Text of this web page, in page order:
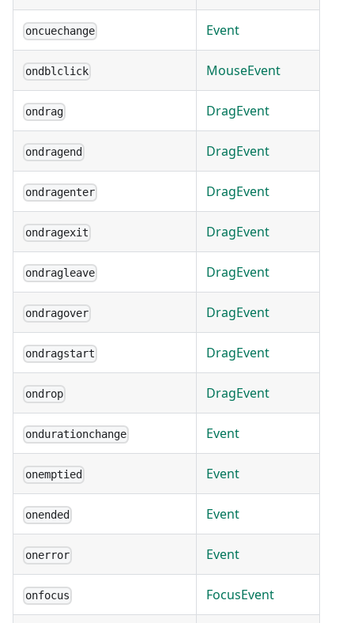
oncuechange Event
ondblclick MouseEvent
ondrag DragEvent
ondragend DragEvent
ondragenter DragEvent
ondragexit DragEvent
ondragleave DragEvent
ondragover DragEvent
ondragstart DragEvent
ondrop DragEvent
ondurationchange Event
onemptied Event
onended Event
onerror Event
onfocus FocusEvent